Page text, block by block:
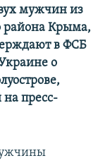
мужчин из
района Крыма,
в ФСБ
о
пресс-